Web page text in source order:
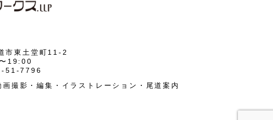
市東土堂町11-2
19:00
51-7796
撮影・編集・イラストレーション・尾道案内